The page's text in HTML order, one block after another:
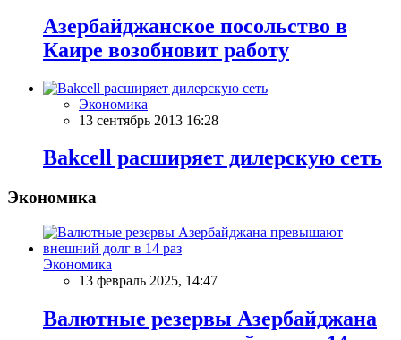
Азербайджанское посольство в
Каире возобновит работу
Экономика
13 сентябрь 2013 16:28
Bakcell расширяет дилерскую сеть
Экономика
Экономика
13 февраль 2025, 14:47
Валютные резервы Азербайджана